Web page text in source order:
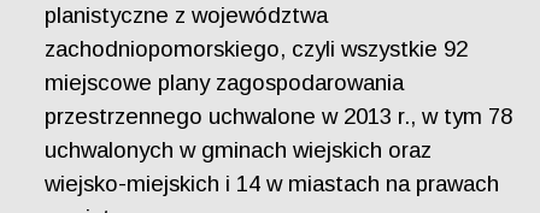
planistyczne z województwa
zachodniopomorskiego, czyli wszystkie 92
miejscowe plany zagospodarowania
przestrzennego uchwalone w 2013 r., w tym 78
uchwalonych w gminach wiejskich oraz
wiejsko-miejskich i 14 w miastach na prawach